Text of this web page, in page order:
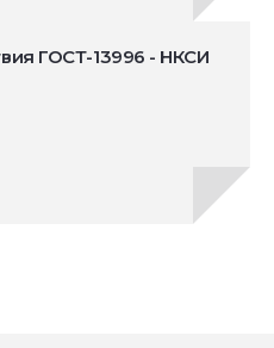
ГОСТ-13996 - НКСИ